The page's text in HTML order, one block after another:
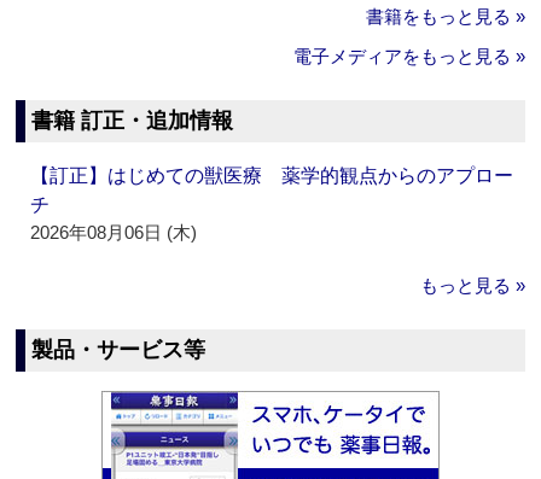
書籍をもっと見る »
電子メディアをもっと見る »
書籍 訂正・追加情報
【訂正】はじめての獣医療 薬学的観点からのアプロー
チ
2026年08月06日 (木)
もっと見る »
製品・サービス等